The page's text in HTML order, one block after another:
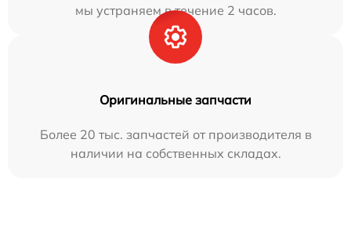
мы устраняем в течение 2 часов.
Оригинальные запчасти
Более 20 тыс. запчастей от производителя в
наличии на собственных складах.